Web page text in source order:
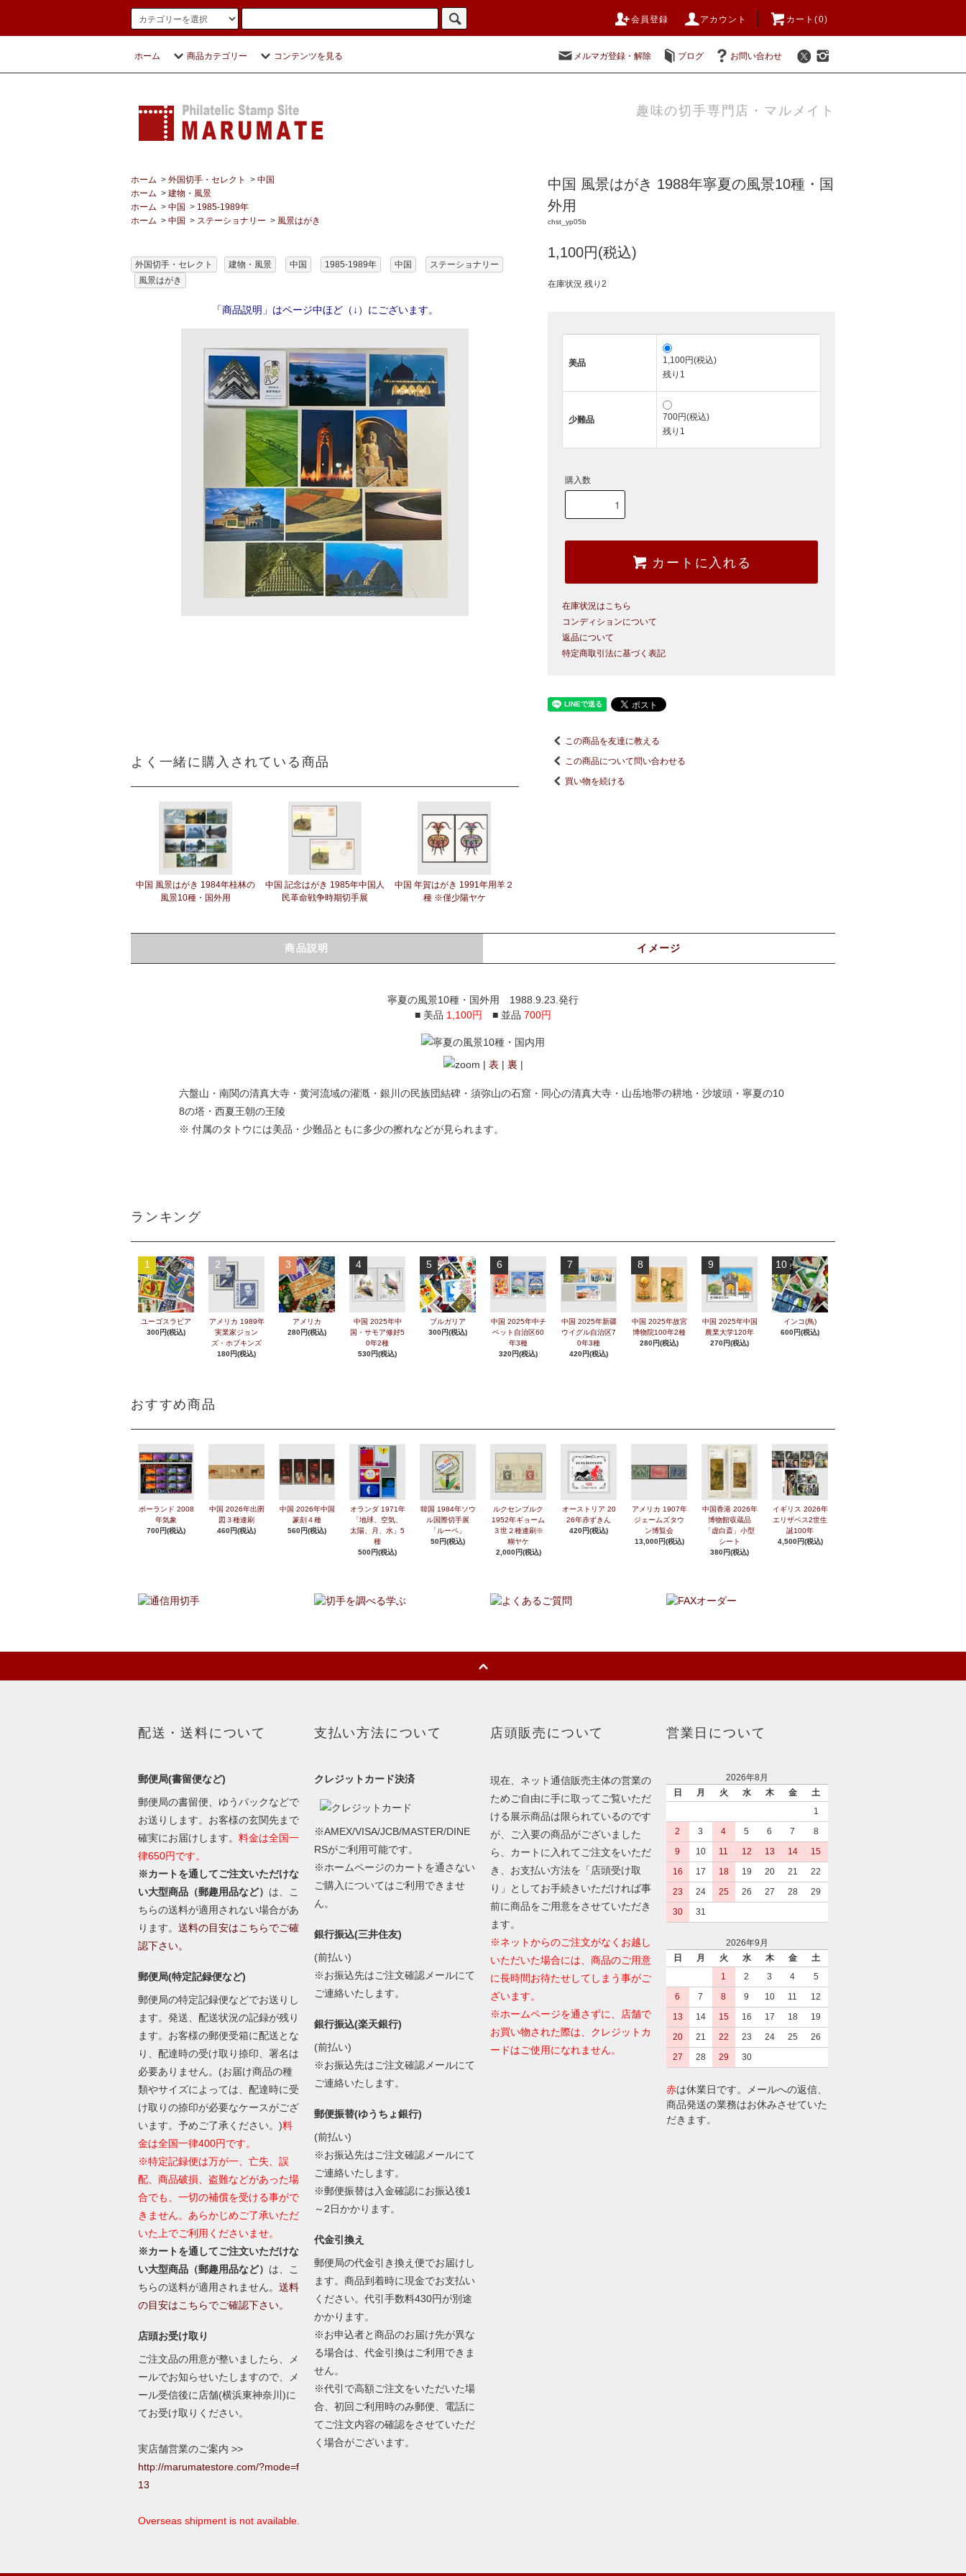
会員登録 アカウント カート(0)
ホーム 商品カテゴリー コンテンツを見る メルマガ登録・解除 ブログ お問い合わせ
趣味の切手専門店・マルメイト
ホーム > 外国切手・セレクト > 中国
ホーム > 建物・風景
ホーム > 中国 > 1985-1989年
ホーム > 中国 > ステーショナリー > 風景はがき
外国切手・セレクト 建物・風景 中国 1985-1989年 中国
ステーショナリー
風景はがき
「商品説明」はページ中ほど（↓）にございます。
よく一緒に購入されている商品
中国 風景はがき 1984年桂林の
風景10種・国外用
中国 記念はがき 1985年中国人
民革命戦争時期切手展
中国 年賀はがき 1991年用羊２
種 ※僅少陽ヤケ
中国 風景はがき 1988年寧夏の風景10種・国
外用
chst_yp05b
1,100円(税込)
在庫状況 残り2
美品
1,100円(税込)
残り1
少難品
700円(税込)
残り1
購入数
カートに入れる
在庫状況はこちら
コンディションについて
返品について
特定商取引法に基づく表記
この商品を友達に教える
この商品について問い合わせる
買い物を続ける
商品説明 イメージ
寧夏の風景10種・国外用 1988.9.23.発行
■ 美品 1,100円 ■ 並品 700円
| 表| 裏|
六盤山・南関の清真大寺・黄河流域の灌漑・銀川の民族団結碑・須弥山の石窟・同心の清真大寺・山岳地帯の耕地・沙坡頭・寧夏の10
8の塔・西夏王朝の王陵
※ 付属のタトウには美品・少難品ともに多少の擦れなどが見られます。
ランキング
1
ユーゴスラビア
300円(税込)
2
アメリカ 1989年
実業家ジョン
ズ・ホプキンズ
180円(税込)
3
アメリカ
280円(税込)
4
中国 2025年中
国・サモア修好5
0年2種
530円(税込)
5
ブルガリア
300円(税込)
6
中国 2025年中チ
ベット自治区60
年3種
320円(税込)
7
中国 2025年新疆
ウイグル自治区7
0年3種
420円(税込)
8
中国 2025年故宮
博物院100年2種
280円(税込)
9
中国 2025年中国
農業大学120年
270円(税込)
10
インコ(鳥)
600円(税込)
おすすめ商品
ポーランド 2008
年気象
700円(税込)
中国 2026年出圉
図３種連刷
460円(税込)
中国 2026年中国
篆刻４種
560円(税込)
オランダ 1971年
「地球、空気、
太陽、月、水」5
種
500円(税込)
韓国 1984年ソウ
ル国際切手展
「ルーペ」
50円(税込)
ルクセンブルク
1952年ギョーム
３世２種連刷※
糊ヤケ
2,000円(税込)
オーストリア 20
26年赤ずきん
420円(税込)
アメリカ 1907年
ジェームズタウ
ン博覧会
13,000円(税込)
中国香港 2026年
博物館収蔵品
「虚白斎」小型
シート
380円(税込)
イギリス 2026年
エリザベス2世生
誕100年
4,500円(税込)
配送・送料について
郵便局(書留便など)
郵便局の書留便、ゆうパックなどで
お送りします。お客様の玄関先まで
確実にお届けします。 料金は全国一
律650円です。
※カートを通してご注文いただけな
い大型商品（郵趣用品など） は、こ
ちらの送料が適用されない場合があ
ります。 送料の目安はこちらでご確
認下さい。
郵便局(特定記録便など)
郵便局の特定記録便などでお送りし
ます。発送、配送状況の記録が残り
ます。お客様の郵便受箱に配送とな
り、配達時の受け取り捺印、署名は
必要ありません。(お届け商品の種
類やサイズによっては、配達時に受
け取りの捺印が必要なケースがござ
います。予めご了承ください。)料
金は全国一律400円です。
※特定記録便は万が一、亡失、誤
配、商品破損、盗難などがあった場
合でも、一切の補償を受ける事がで
きません。あらかじめご了承いただ
いた上でご利用くださいませ。
※カートを通してご注文いただけな
い大型商品（郵趣用品など） は、こ
ちらの送料が適用されません。 送料
の目安はこちらでご確認下さい。
店頭お受け取り
ご注文品の用意が整いましたら、メ
ールでお知らせいたしますので、メ
ール受信後に店舗(横浜東神奈川)に
てお受け取りください。
実店舗営業のご案内 >>
http://marumatestore.com/?mode=f
13
Overseas shipment is not available.
支払い方法について
クレジットカード決済
※AMEX/VISA/JCB/MASTER/DINE
RSがご利用可能です。
※ホームページのカートを通さない
ご購入についてはご利用できませ
ん。
銀行振込(三井住友)
(前払い)
※お振込先はご注文確認メールにて
ご連絡いたします。
銀行振込(楽天銀行)
(前払い)
※お振込先はご注文確認メールにて
ご連絡いたします。
郵便振替(ゆうちょ銀行)
(前払い)
※お振込先はご注文確認メールにて
ご連絡いたします。
※郵便振替は入金確認にお振込後1
～2日かかります。
代金引換え
郵便局の代金引き換え便でお届けし
ます。商品到着時に現金でお支払い
ください。代引手数料430円が別途
かかります。
※お申込者と商品のお届け先が異な
る場合は、代金引換はご利用できま
せん。
※代引で高額ご注文をいただいた場
合、初回ご利用時のみ郵便、電話に
てご注文内容の確認をさせていただ
く場合がございます。
店頭販売について
現在、ネット通信販売主体の営業の
ためご自由に手に取ってご覧いただ
ける展示商品は限られているのです
が、ご入要の商品がございました
ら、カートに入れてご注文をいただ
き、お支払い方法を「店頭受け取
り」としてお手続きいただければ事
前に商品をご用意をさせていただき
ます。
※ネットからのご注文がなくお越し
いただいた場合には、商品のご用意
に長時間お待たせしてしまう事がご
ざいます。
※ホームページを通さずに、店舗で
お買い物された際は、クレジットカ
ードはご使用になれません。
営業日について
2026年8月
日
月 火 水 木 金
土
1
2
3 4 5 6 7
8
9
10 11 12 13 14
15
16
17 18 19 20 21
22
23
24 25 26 27 28
29
30
31
2026年9月
日
月 火 水 木 金
土
1
2 3 4
5
6
7 8 9 10 11
12
13
14 15 16 17 18
19
20
21 22 23 24 25
26
27
28 29 30
赤は休業日です。メールへの返信、
商品発送の業務はお休みさせていた
だきます。